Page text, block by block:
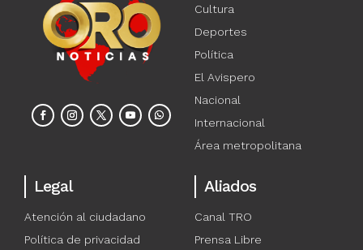
Cultura
Deportes
Política
El Avispero
Nacional
Internacional
Área metropolitana
Legal
Atención al ciudadano
Política de privacidad
Aliados
Canal TRO
Prensa Libre